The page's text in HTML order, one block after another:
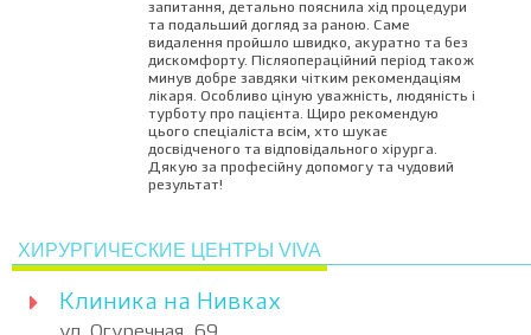
запитання, детально пояснила хід процедури
та подальший догляд за раною. Саме
видалення пройшло швидко, акуратно та без
дискомфорту. Післяопераційний період також
минув добре завдяки чітким рекомендаціям
лікаря. Особливо ціную уважність, людяність і
турботу про пацієнта. Щиро рекомендую
цього спеціаліста всім, хто шукає
досвідченого та відповідального хірурга.
Дякую за професійну допомогу та чудовий
результат!
ХИРУРГИЧЕСКИЕ ЦЕНТРЫ VIVA
Клиника на Нивках